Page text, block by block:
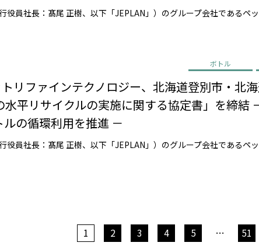
ボトル
リファインテクノロジー、北海道登別市・北
平リサイクルの実施に関する協定書」を締結
の循環利用を推進 －
1 2 3 4 5 … 51